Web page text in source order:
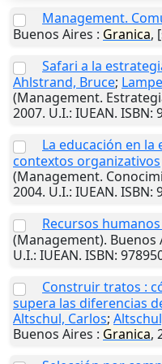
Management.
Buenos Aires : Granica,
Safari a la
Ahlstrand, Bruce;
(Management.
2007. U.I.: IUEAN. ISBN:
La educación en
contextos organizativos
(Management.
2004. U.I.: IUEAN. ISBN:
Recursos
(Management). Buenos
U.I.: IUEAN. ISBN:
Construir tratos :
supera las diferencias
Altschul, Carlos;
Buenos Aires : Granica,